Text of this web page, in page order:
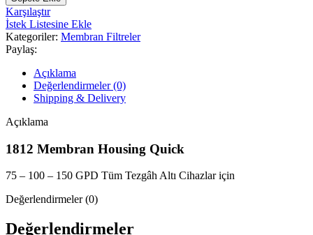
Karşılaştır
İstek Listesine Ekle
Kategoriler: Membran Filtreler
Paylaş:
Açıklama
Değerlendirmeler (0)
Shipping & Delivery
Açıklama
1812 Membran Housing Quick
75 – 100 – 150 GPD Tüm Tezgâh Altı Cihazlar için
Değerlendirmeler (0)
Değerlendirmeler